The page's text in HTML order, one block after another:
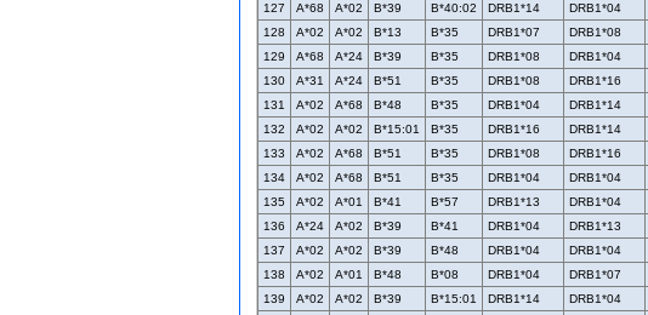
127
A*68 A*02 B*39 B*40:02 DRB1*14 DRB1*04
128
A*02 A*02 B*13 B*35 DRB1*07 DRB1*08
129
A*68 A*24 B*39 B*35 DRB1*08 DRB1*04
130
A*31 A*24 B*51 B*35 DRB1*08 DRB1*16
131
A*02 A*68 B*48 B*35 DRB1*04 DRB1*14
132
A*02 A*02 B*15:01 B*35 DRB1*16 DRB1*14
133
A*02 A*68 B*51 B*35 DRB1*08 DRB1*16
134
A*02 A*68 B*51 B*35 DRB1*04 DRB1*04
135
A*02 A*01 B*41 B*57 DRB1*13 DRB1*04
136
A*24 A*02 B*39 B*41 DRB1*04 DRB1*13
137
A*02 A*02 B*39 B*48 DRB1*04 DRB1*04
138
A*02 A*01 B*48 B*08 DRB1*04 DRB1*07
139
A*02 A*02 B*39 B*15:01 DRB1*14 DRB1*04